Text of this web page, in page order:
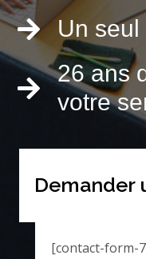
Un
26 ans
votre
Demander
[contact-form-